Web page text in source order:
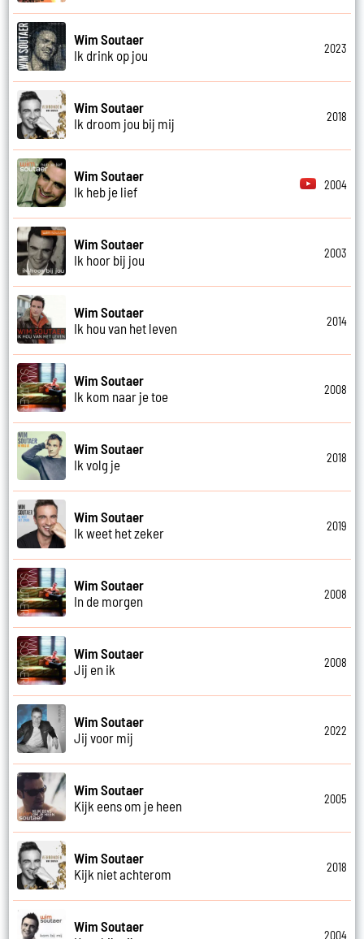
Wim Soutaer
Ik drink op jou
2023
Wim Soutaer
Ik droom jou bij mij
2018
Wim Soutaer
Ik heb je lief
2004
Wim Soutaer
Ik hoor bij jou
2003
Wim Soutaer
Ik hou van het leven
2014
Wim Soutaer
Ik kom naar je toe
2008
Wim Soutaer
Ik volg je
2018
Wim Soutaer
Ik weet het zeker
2019
Wim Soutaer
In de morgen
2008
Wim Soutaer
Jij en ik
2008
Wim Soutaer
Jij voor mij
2022
Wim Soutaer
Kijk eens om je heen
2005
Wim Soutaer
Kijk niet achterom
2018
Wim Soutaer
2004